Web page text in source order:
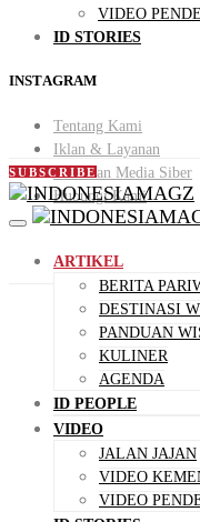
VIDEO
ID STORIES
INSTAGRAM
Tentang Kami
Iklan & Layanan
Pedoman Media Siber
Hubungi Kami
SUBSCRIBE
ARTIKEL
BERITA
DESTINASI
PANDUAN
KULINER
AGENDA
ID PEOPLE
VIDEO
JALAN JAJAN
VIDEO
VIDEO